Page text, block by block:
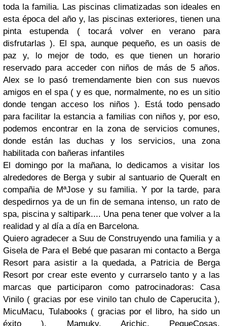
toda la familia. Las piscinas climatizadas son ideales en
esta época del año y, las piscinas exteriores, tienen una
pinta estupenda ( tocará volver en verano para
disfrutarlas ). El spa, aunque pequeño, es un oasis de
paz y, lo mejor de todo, es que tienen un horario
reservado para acceder con niños de más de 5 años.
Alex se lo pasó tremendamente bien con sus nuevos
amigos en el spa ( y es que, normalmente, no es un sitio
donde tengan acceso los niños ). Está todo pensado
para facilitar la estancia a familias con niños y, por eso,
podemos encontrar en la zona de servicios comunes,
donde están las duchas y los servicios, una zona
habilitada con bañeras infantiles
El domingo por la mañana, lo dedicamos a visitar los
alrededores de Berga y subir al santuario de Queralt en
compañia de MªJose y su familia. Y por la tarde, para
despedirnos ya de un fin de semana intenso, un rato de
spa, piscina y saltipark.... Una pena tener que volver a la
realidad y al día a día en Barcelona.
Quiero agradecer a Suu de Construyendo una familia y a
Gisela de Para el Bebé que pasaran mi contacto a Berga
Resort para asistir a la quedada, a Patricia de Berga
Resort por crear este evento y currarselo tanto y a las
marcas que participaron como patrocinadoras: Casa
Vinilo ( gracias por ese vinilo tan chulo de Caperucita ),
MicuMacu, Tulabooks ( gracias por el libro, ha sido un
éxito ), Mamuky, Arichic, PequeCosas,